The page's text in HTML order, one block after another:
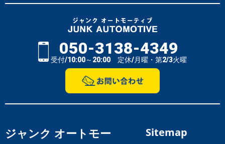
050-3138-4349
受付/10:00～20:00 定休/月曜・第2/3火曜
ジャンク オートモー
Sitemap